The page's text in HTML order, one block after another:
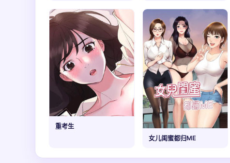
重考生
女儿闺蜜都归ME